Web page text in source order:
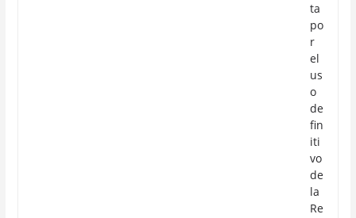
ta
po
r
el
us
o
de
fin
iti
vo
de
la
Re